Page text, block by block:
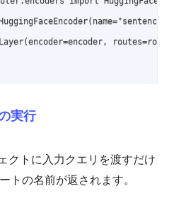
routes=routes)
実行
クトに入力クエリを渡すだけ
トの名前が返されます。